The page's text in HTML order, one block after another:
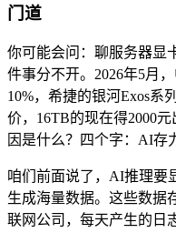
门道
你可能会问：聊服务器显
件事分不开。2026年5月
10%，希捷的银河Exos系
价，16TB的现在得2000
因是什么？四个字：AI存
咱们前面说了，AI推理要
生成海量数据。这些数据
联网公司，每天产生的日